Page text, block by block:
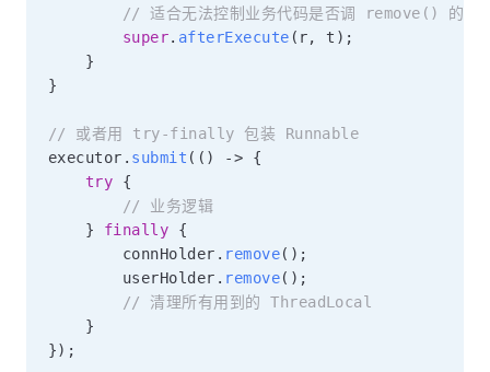
// 适合无法控制业务代码是否调 remove() 的场
super. afterExecute ( r, t ) ;
}
}
// 或者用 try-finally 包装 Runnable
executor . submit ( ( ) ->
{
try
{
// 业务逻辑
}
finally
{
        connHolder
. remove( ) ;
        userHolder
. remove( ) ;
// 清理所有用到的 ThreadLocal
}
}) ;